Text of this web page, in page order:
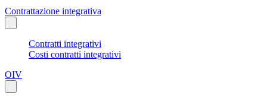
Contrattazione integrativa
Contratti integrativi
Costi contratti integrativi
OIV